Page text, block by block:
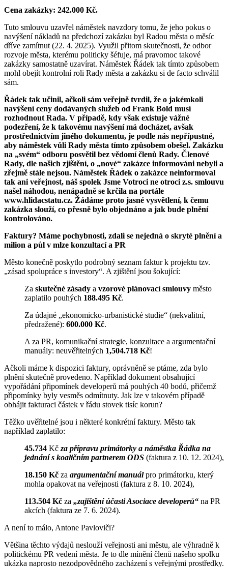
Cena zakázky: 242.000 Kč.
Tuto smlouvu uzavřel náměstek navzdory tomu, že jeho pokus o
navýšení nákladů na předchozí zakázku byl Radou města o měsíc
dříve zamítnut (22. 4. 2025). Využil přitom skutečnosti, že odbor
rozvoje města, kterému politicky šéfuje, má pravomoc takové
zakázky samostatně uzavírat. Náměstek Řádek tak tímto způsobem
mohl obejít kontrolní roli Rady města a zakázku si de facto schválil
sám.
Řádek tak učinil, ačkoli sám veřejně tvrdil, že o jakémkoli
navýšení ceny dodávaných služeb od Frank Bold musí
rozhodnout Rada. V případě, kdy však existuje vážné
podezření, že k takovému navýšení má docházet, avšak
prostřednictvím jiného dokumentu, je podle nás nepřípustné,
aby náměstek vůli Rady města tímto způsobem obešel. Zakázku
na „svém“ odboru posvětil bez vědomí členů Rady. Členové
Rady, dle našich zjištění, o „nové“ zakázce informováni nebyli a
zřejmě stále nejsou. Náměstek Řádek o zakázce neinformoval
tak ani veřejnost, náš spolek Jsme Votroci ne otroci z.s. smlouvu
našel náhodou, nenápadně se krčila na portále
www.hlidacstatu.cz. Žádáme proto jasné vysvětlení, k čemu
zakázka slouží, co přesně bylo objednáno a jak bude plnění
kontrolováno.
Faktury? Máme pochybnosti, zdali se nejedná o skryté plnění a
milion a půl v mlze konzultací a PR
Město konečně poskytlo podrobný seznam faktur k projektu tzv.
„zásad spolupráce s investory“. A zjištění jsou šokující:
Za skutečné zásady a vzorové plánovací smlouvy město
zaplatilo pouhých 188.495 Kč.
Za údajné „ekonomicko-urbanistické studie“ (nekvalitní,
předražené): 600.000 Kč.
A za PR, komunikační strategie, konzultace a argumentační
manuály: neuvěřitelných 1,504.718 Kč!
Ačkoli máme k dispozici faktury, oprávněně se ptáme, zda bylo
plnění skutečně provedeno. Například dokument obsahující
vypořádání připomínek developerů má pouhých 40 bodů, přičemž
připomínky byly vesměs odmítnuty. Jak lze v takovém případě
obhájit fakturaci částek v řádu stovek tisíc korun?
Těžko uvěřitelné jsou i některé konkrétní faktury. Město tak
například zaplatilo:
45.734 Kč za přípravu primátorky a náměstka Řádka na
jednání s koaličním partnerem ODS (faktura z 10. 12. 2024),
18.150 Kč za argumentační manuálpro primátorku, který
mohla opakovat na veřejnosti (faktura z 8. 10. 2024),
113.504 Kč za „zajištění účasti Asociace developerů“ na PR
akcích (faktura ze 7. 6. 2024).
A není to málo, Antone Pavloviči?
Většina těchto výdajů neslouží veřejnosti ani městu, ale výhradně k
politickému PR vedení města. Je to dle mínění členů našeho spolku
ukázka naprosto nezodpovědného zacházení s veřejnými prostředky.